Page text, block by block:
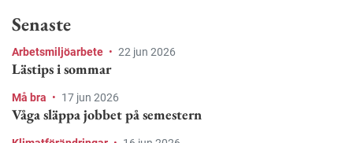
Senaste
Arbetsmiljöarbete • 22 jun 2026
Lästips i sommar
Må bra • 17 jun 2026
Våga släppa jobbet på semestern